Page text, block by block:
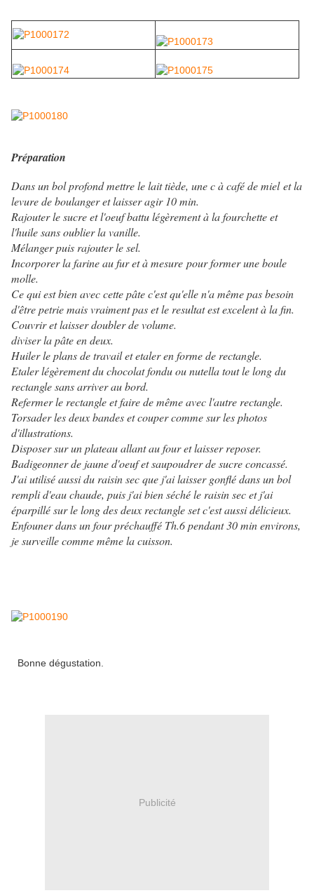
Préparation
Dans un bol profond mettre le lait tiède, une c à café de miel et la
levure de boulanger et laisser agir 10 min.
Rajouter le sucre et l'oeuf battu légèrement à la fourchette et
l'huile sans oublier la vanille.
Mélanger puis rajouter le sel.
Incorporer la farine au fur et à mesure pour former une boule
molle.
Ce qui est bien avec cette pâte c'est qu'elle n'a même pas besoin
d'être petrie mais vraiment pas et le resultat est excelent à la fin.
Couvrir et laisser doubler de volume.
diviser la pâte en deux.
Huiler le plans de travail et etaler en forme de rectangle.
Etaler légèrement du chocolat fondu ou nutella tout le long du
rectangle sans arriver au bord.
Refermer le rectangle et faire de même avec l'autre rectangle.
Torsader les deux bandes et couper comme sur les photos
d'illustrations.
Disposer sur un plateau allant au four et laisser reposer.
Badigeonner de jaune d'oeuf et saupoudrer de sucre concassé.
J'ai utilisé aussi du raisin sec que j'ai laisser gonflé dans un bol
rempli d'eau chaude, puis j'ai bien séché le raisin sec et j'ai
éparpillé sur le long des deux rectangle set c'est aussi délicieux.
Enfouner dans un four préchauffé Th.6 pendant 30 min environs,
je surveille comme même la cuisson.
Bonne dégustation.
Publicité